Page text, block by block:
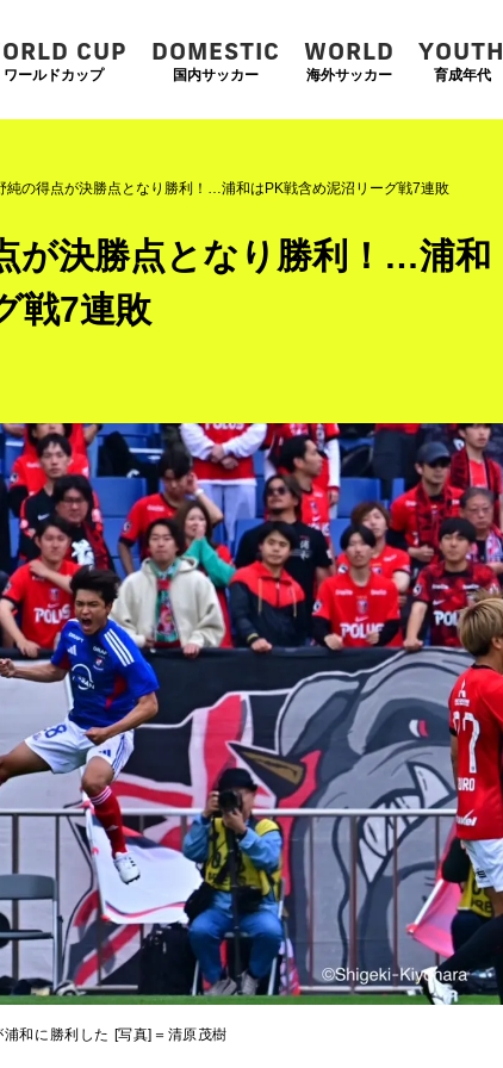
CUP
ワールドカップ
DOMESTIC
国内サッカー
WORLD
海外サッカー
YOUTH
育成年代
純の得点が決勝点となり勝利！…浦和はPK戦含め泥沼リーグ戦7連敗
が決勝点となり勝利！…浦和
戦7連敗
浦和に勝利した [写真]＝清原茂樹